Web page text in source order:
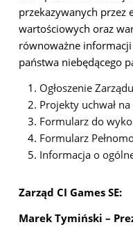
przekazywanych
wartościowych oraz
równoważne
państwa niebędącego
Ogłoszenie
Projekty uchwał na
Formularz do
Formularz
Informacja o
Zarząd CI Games SE:
Marek Tymiński –